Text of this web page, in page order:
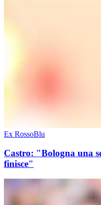
Ex RossoBlu
Castro: "Bologna una
finisce"